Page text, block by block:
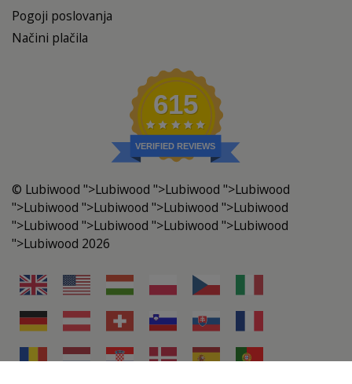
Pogoji poslovanja
Načini plačila
615
VERIFIED REVIEWS
© Lubiwood ">Lubiwood ">Lubiwood ">Lubiwood
">Lubiwood ">Lubiwood ">Lubiwood ">Lubiwood
">Lubiwood ">Lubiwood ">Lubiwood ">Lubiwood
">Lubiwood 2026